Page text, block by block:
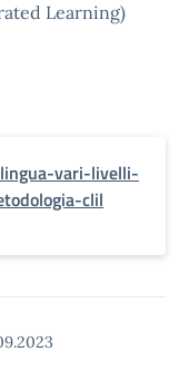
Learning)
vari-livelli-
clil